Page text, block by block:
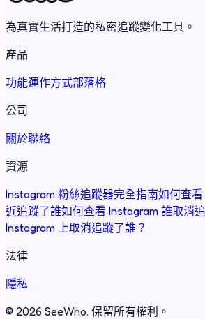
為真實生活打造的私密追蹤變化工具。
產品
功能運作方式部落格
公司
關於聯絡
資源
Instagram 粉絲追蹤器完全指南如何查
近追蹤了誰如何查看 Instagram 誰取消
Instagram 上取消追蹤了誰？
法律
隱私
© 2026 SeeWho. 保留所有權利。